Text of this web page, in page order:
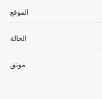
الموقع
الحالة
موثق